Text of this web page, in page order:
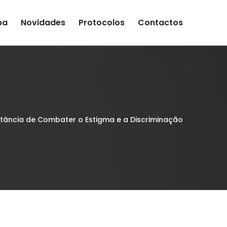
Novidades Protocolos Contactos
de Combater o Estigma e a Discriminação